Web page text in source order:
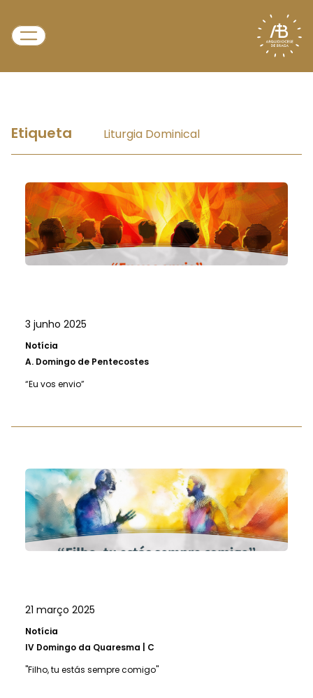
Etiqueta Liturgia Dominical
3 junho 2025
Notícia
A. Domingo de Pentecostes
“Eu vos envio”
21 março 2025
Notícia
IV Domingo da Quaresma | C
"Filho, tu estás sempre comigo"